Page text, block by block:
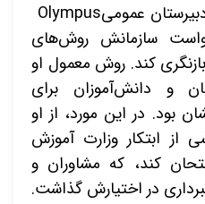
عمومیOlympus
سازمانش روش‌های
کند. روش معمول او
و دانش‌آموزان برای
بود. در این مورد، از او
ابتکار وزارت آموزش
کند، که مشاوران و
در اختیارش گذاشت.